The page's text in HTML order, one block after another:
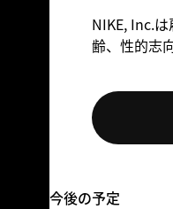
NIKE, Inc.
齢、性的志
今後の予定